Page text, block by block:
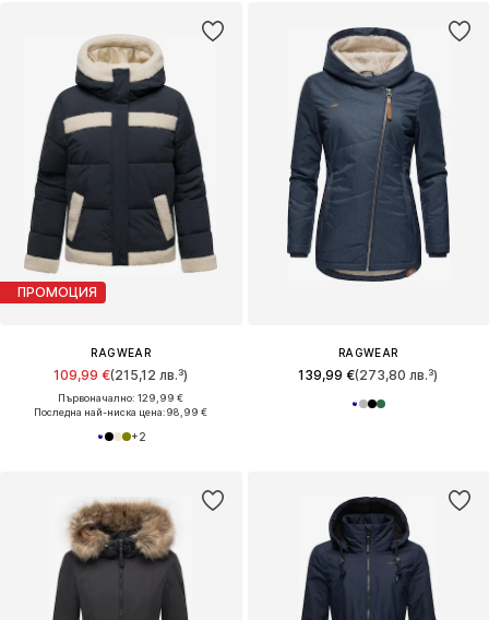
ПРОМОЦИЯ
RAGWEAR
109,99 €(215,12 лв.³)
Първоначално: 129,99 €
Последна най-ниска цена:98,99 €
+2
RAGWEAR
139,99 €(273,80 лв.³)